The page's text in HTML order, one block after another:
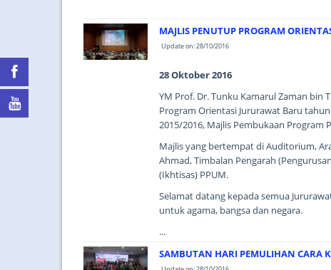
MAJLIS PENUTUP PROGRAM
Update on: 28/10/2016
28 Oktober 2016
YM Prof. Dr. Tunku Kamarul Zaman bin
Program Orientasi Jururawat Baru
2015/2016, Majlis Pembukaan Program
Majlis yang bertempat di Auditorium,
Ahmad, Timbalan Pengarah
(Ikhtisas) PPUM.
Selamat datang kepada semua
untuk agama, bangsa dan negara.
...
SAMBUTAN HARI PEMULIHAN CARA